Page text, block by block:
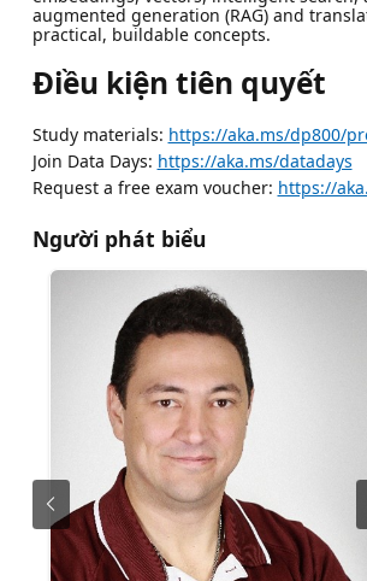
augmented generation (RAG) and
practical, buildable concepts.
Điều kiện tiên quyết
Study materials: https://aka.ms/dp800/
Join Data Days: https://aka.ms/datadays
Request a free exam voucher: https://
Người phát biểu